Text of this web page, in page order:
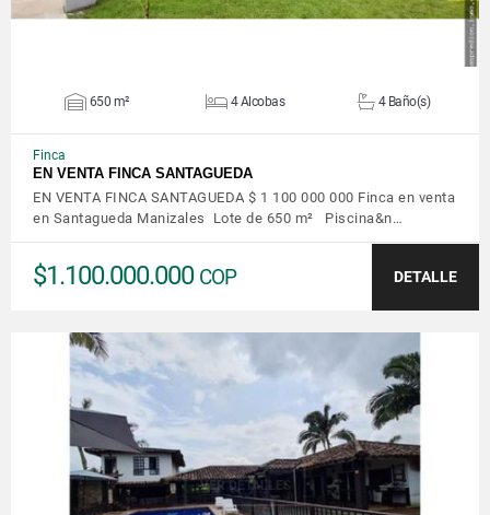
650 m² 4 Alcobas 4 Baño(s)
Finca
EN VENTA FINCA SANTAGUEDA
EN VENTA FINCA SANTAGUEDA $ 1 100 000 000 Finca en venta
en Santagueda Manizales Lote de 650 m² Piscina&n…
$1.100.000.000 COP DETALLE
VER DETALLES